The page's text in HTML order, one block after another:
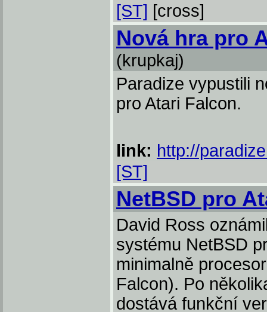
[ST] [cross]
Nová hra pro
(krupkaj)
Paradize vypustili
pro Atari Falcon.
link: http://
[ST]
NetBSD pro
David Ross
systému NetBSD
minimalně
Falcon). Po
dostává funkční